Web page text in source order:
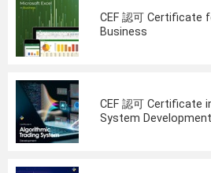
CEF 認可 Certificate
Business
CEF 認可 Certificate
System Development